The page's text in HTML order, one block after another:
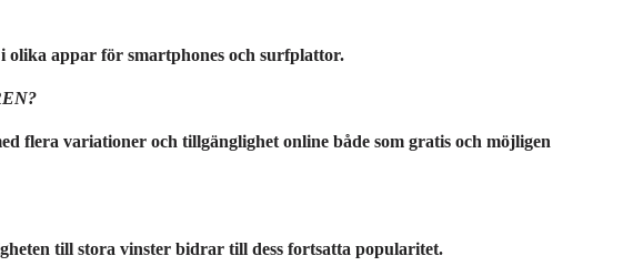
olika appar för smartphones och surfplattor.
flera variationer och tillgänglighet online både som gratis och möjligen
till stora vinster bidrar till dess fortsatta popularitet.